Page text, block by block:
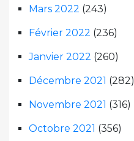
Mars 2022 (243)
Février 2022 (236)
Janvier 2022 (260)
Décembre 2021 (282)
Novembre 2021 (316)
Octobre 2021 (356)